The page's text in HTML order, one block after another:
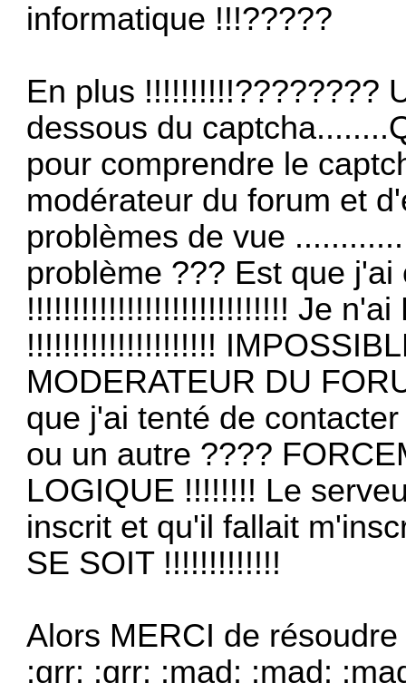
informatique !!!?????
En plus !!!!!!!!!!????????
dessous du
pour comprendre le
modérateur du forum et
problèmes de vue
problème ??? Est que j'ai
!!!!!!!!!!!!!!!!!!!!!!!!!!!!! Je
!!!!!!!!!!!!!!!!!!!!!
MODERATEUR DU
que j'ai tenté de
ou un autre ????
LOGIQUE !!!!!!!! Le
inscrit et qu'il fallait
SE SOIT !!!!!!!!!!!!!
Alors MERCI de
:grr: :grr: :mad: :mad: